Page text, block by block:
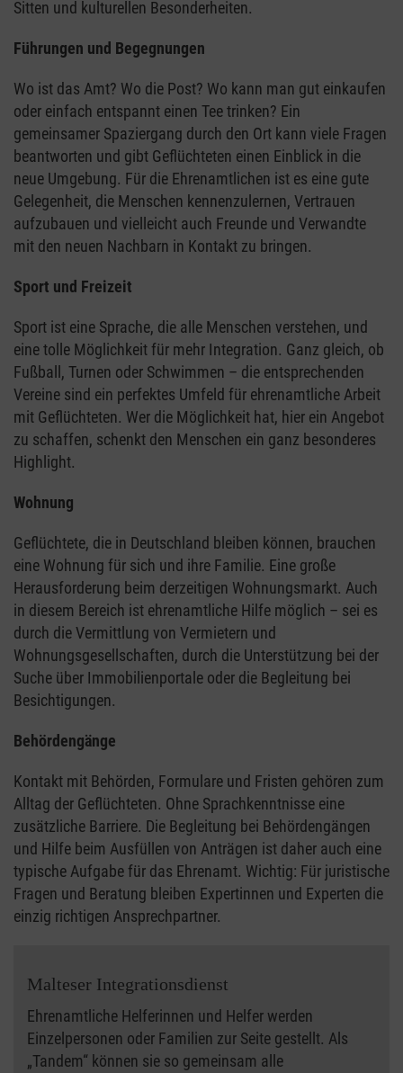
Sitten und kulturellen Besonderheiten.
Führungen und Begegnungen
Wo ist das Amt? Wo die Post? Wo kann man gut einkaufen
oder einfach entspannt einen Tee trinken? Ein
gemeinsamer Spaziergang durch den Ort kann viele Fragen
beantworten und gibt Geflüchteten einen Einblick in die
neue Umgebung. Für die Ehrenamtlichen ist es eine gute
Gelegenheit, die Menschen kennenzulernen, Vertrauen
aufzubauen und vielleicht auch Freunde und Verwandte
mit den neuen Nachbarn in Kontakt zu bringen.
Sport und Freizeit
Sport ist eine Sprache, die alle Menschen verstehen, und
eine tolle Möglichkeit für mehr Integration. Ganz gleich, ob
Fußball, Turnen oder Schwimmen – die entsprechenden
Vereine sind ein perfektes Umfeld für ehrenamtliche Arbeit
mit Geflüchteten. Wer die Möglichkeit hat, hier ein Angebot
zu schaffen, schenkt den Menschen ein ganz besonderes
Highlight.
Wohnung
Geflüchtete, die in Deutschland bleiben können, brauchen
eine Wohnung für sich und ihre Familie. Eine große
Herausforderung beim derzeitigen Wohnungsmarkt. Auch
in diesem Bereich ist ehrenamtliche Hilfe möglich – sei es
durch die Vermittlung von Vermietern und
Wohnungsgesellschaften, durch die Unterstützung bei der
Suche über Immobilienportale oder die Begleitung bei
Besichtigungen.
Behördengänge
Kontakt mit Behörden, Formulare und Fristen gehören zum
Alltag der Geflüchteten. Ohne Sprachkenntnisse eine
zusätzliche Barriere. Die Begleitung bei Behördengängen
und Hilfe beim Ausfüllen von Anträgen ist daher auch eine
typische Aufgabe für das Ehrenamt. Wichtig: Für juristische
Fragen und Beratung bleiben Expertinnen und Experten die
einzig richtigen Ansprechpartner.
Malteser Integrationsdienst
Ehrenamtliche Helferinnen und Helfer werden
Einzelpersonen oder Familien zur Seite gestellt. Als
„Tandem“ können sie so gemeinsam alle